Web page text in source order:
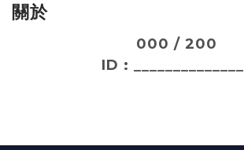
關於
000 / 200
ID : _______________